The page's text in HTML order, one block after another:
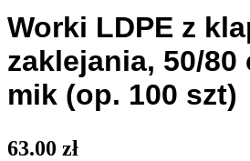
Worki LDPE z
zaklejania, 50/80
mik (op. 100 szt)
63.00 zł